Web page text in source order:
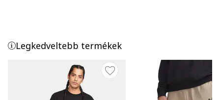
Legkedveltebb termékek